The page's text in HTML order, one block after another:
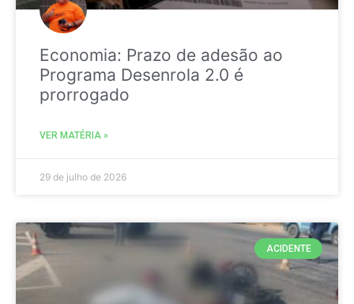
Economia: Prazo de adesão ao
Programa Desenrola 2.0 é
prorrogado
VER MATÉRIA »
29 de julho de 2026
ACIDENTE